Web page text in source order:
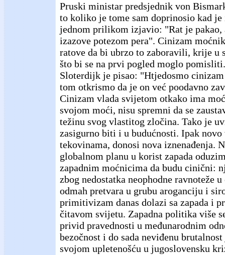
Pruski ministar predsjednik von
to koliko je tome sam doprinosio kad je
jednom prilikom izjavio: "Rat je pakao,
izazove potezom pera". Cinizam
ratove da bi ubrzo to zaboravili, krije u
što bi se na prvi pogled moglo
Sloterdijk je pisao: "Htjedosmo
tom otkrismo da je on već poodavno
Cinizam vlada svijetom otkako ima
svojom moći, nisu spremni da se
težinu svog vlastitog zločina. Tako je
zasigurno biti i u budućnosti. Ipak
tekovinama, donosi nova iznenađenja.
globalnom planu u korist zapada
zapadnim moćnicima da budu cinični:
zbog nedostatka neophodne ravnoteže u
odmah pretvara u grubu aroganciju i
primitivizam danas dolazi sa zapada i
čitavom svijetu. Zapadna politika više
privid pravednosti u međunarodnim
bezočnost i do sada neviđenu
svojom upletenošću u jugoslovensku